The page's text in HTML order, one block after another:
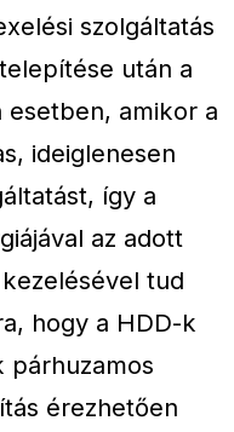
szolgáltatás
után a
esetben, amikor a
ideiglenesen
így a
az adott
tud
hogy a HDD-k
párhuzamos
érezhetően